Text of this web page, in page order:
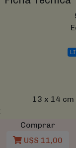
13 x 14 cm
Comprar
U$S 11,00